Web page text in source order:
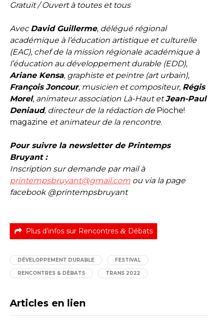
Gratuit / Ouvert à toutes et tous
Avec David Guillerme, délégué régional
académique à l’éducation artistique et culturelle
(EAC), chef de la mission régionale académique à
l’éducation au développement durable (EDD),
Ariane Kensa, graphiste et peintre (art urbain),
François Joncour, musicien et compositeur, Régis
Morel, animateur association Là-Haut etJean-Paul
Deniaud, directeur de la rédaction dePioche!
magazine et animateur de la rencontre.
Pour suivre la newsletter de Printemps
Bruyant :
Inscription sur demande par mail à
printempsbruyant@gmail.com ou via la page
facebook @printempsbruyant
Plus d’infos sur Rencontres & Débats
DÉVELOPPEMENT DURABLE FESTIVAL
RENCONTRES & DÉBATS TRANS 2022
Articles en lien